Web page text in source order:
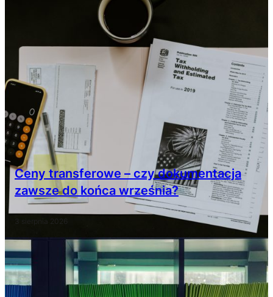
Ceny transferowe – czy dokumentacja
zawsze do końca września?
3 sierpnia 2026